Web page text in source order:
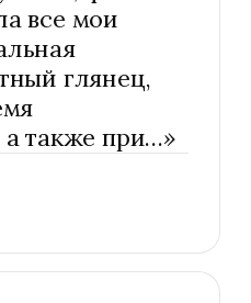
все мои
глянец,
а также при…»